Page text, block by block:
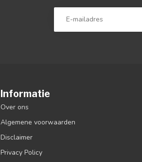
Informatie
Over ons
Algemene voorwaarden
Disclaimer
Privacy Policy